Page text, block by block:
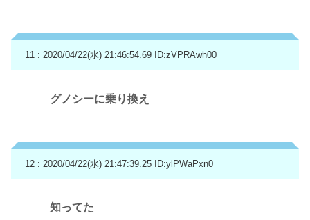
11 : 2020/04/22(水) 21:46:54.69 ID:zVPRAwh00
グノシーに乗り換え
12 : 2020/04/22(水) 21:47:39.25 ID:ylPWaPxn0
知ってた